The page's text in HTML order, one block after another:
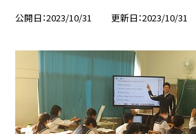
公開日 2023/10/31 更新日 2023/10/31